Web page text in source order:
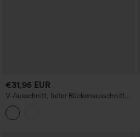
€31,95 EUR
V-Ausschnitt, tiefer Rückenausschnitt
mit kontrastierender Spitze –
ultraschlankes, kurz geschnittenes
Yoga-Trägertop